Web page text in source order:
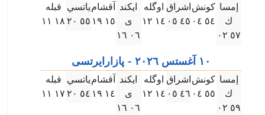
إمسا
ك
٥٧ ۰۲
كونش
٥٤ ۰٤
اشراق
٤٥ ۰٥
اوگله
۱٤ ۱۲
ايكند
ى
۰٦ ۱٦
آقشام
۱٥ ۱٩
ياتسي
٥٥ ۲۰
قبله
۱٨ ۱۱
۱۰ آغستس ۲۰۲٦ - پازارايرتسى
إمسا
ك
٥٩ ۰۲
كونش
٥٥ ۰٤
اشراق
٤٦ ۰٥
اوگله
۱٤ ۱۲
ايكند
ى
۰٦ ۱٦
آقشام
۱٤ ۱٩
ياتسي
٥٤ ۲۰
قبله
۱٧ ۱۱